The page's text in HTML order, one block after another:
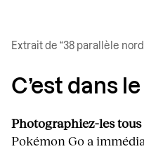
Extrait de “38 parallèle
C’est dans le
Photographiez-les tous
Pokémon Go a